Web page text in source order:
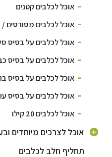
אוכל לכלבים קטנים
אוכל לכלבים מסורסים / אוכל
אוכל לכלבים על בסיס סלמון
אוכל לכלבים על בסיס כבש
אוכל לכלבים על בסיס ברווז
אוכל לכלבים על בסיס עוף
אוכל לכלבים 20 קילו
אוכל לצרכים מיוחדים ובעיות
אוכל היפואלרגני לכלבים
תחליף חלב לכלבים